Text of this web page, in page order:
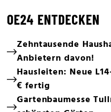
OE24 ENTDECKEN
Zehntausende
Anbietern davon!
Hausleiten: Neue
€ fertig
Gartenbaumesse